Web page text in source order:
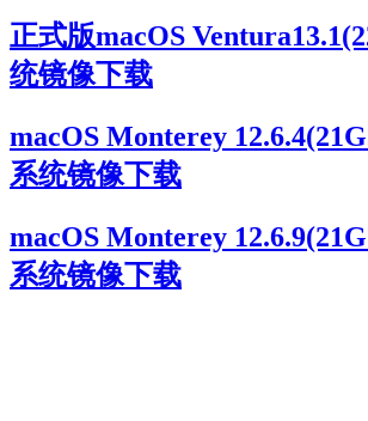
正式版macOS
统镜像下载
macOS Monterey
系统镜像下载
macOS Monterey
系统镜像下载